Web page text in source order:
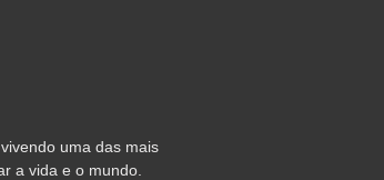
uma das mais
a vida e o mundo.